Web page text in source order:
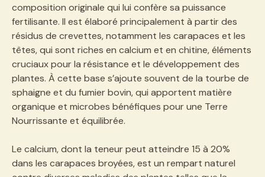
composition originale qui lui confère sa puissance
fertilisante. Il est élaboré principalement à partir des
résidus de crevettes, notamment les carapaces et les
têtes, qui sont riches en calcium et en chitine, éléments
cruciaux pour la résistance et le développement des
plantes. À cette base s’ajoute souvent de la tourbe de
sphaigne et du fumier bovin, qui apportent matière
organique et microbes bénéfiques pour une Terre
Nourrissante et équilibrée.
Le calcium, dont la teneur peut atteindre 15 à 20%
dans les carapaces broyées, est un rempart naturel